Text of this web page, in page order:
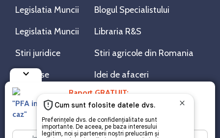
keyboard_arrow_down
Raport GRATUIT:
"PFA in 2026. Noutati privind TAXAREA + Studii de
caz"
Legislatia Muncii Blogul Specialistului
Legislatia Muncii Libraria R&S
Stiri juridice Stiri agricole din Romania
AdSense Idei de afaceri
RSS Flux RSS 2.0
Sitemap XML
Despre cookies
Parterneri PortalPFA